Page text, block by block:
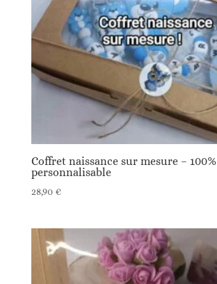
Coffret naissance sur mesure – 100%
personnalisable
28,90 €